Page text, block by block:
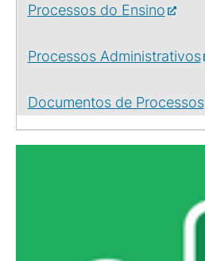
Processos do Ensino
Processos Administrativos
Documentos de Processos